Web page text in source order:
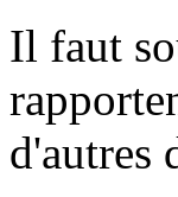
Il faut
d'autres